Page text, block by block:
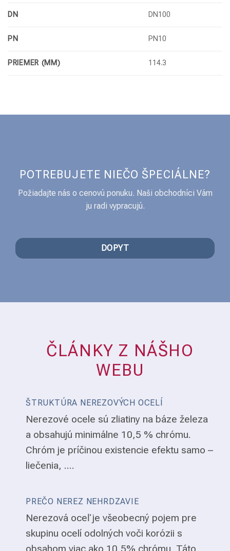
DN DN100
PN PN10
PRIEMER (MM) 114.3
POTREBUJETE NIEČO ŠPECIÁLNE?
Požiadajte nás o cenovú ponuku. Naši obchodníci Vám
ju radi vypracujú.
DOPYT
ČLÁNKY Z NÁŠHO
WEBU
ŠTRUKTÚRA NEREZOVÝCH OCELÍ
Nerezové ocele sú zliatiny na báze železa
a obsahujú minimálne 10,5 % chrómu.
Chróm je príčinou existencie efektu samo –
liečenia, ....
PREČO NEREZ NEHRDZAVIE
Nerezová oceľ je všeobecný pojem pre
skupinu ocelí odolných voči korózii s